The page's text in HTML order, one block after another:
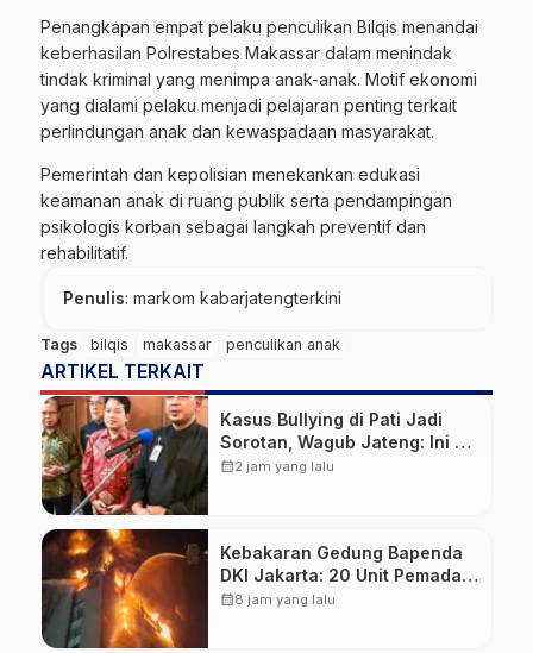
Penangkapan empat pelaku penculikan Bilqis menandai
keberhasilan Polrestabes Makassar dalam menindak
tindak kriminal yang menimpa anak-anak. Motif ekonomi
yang dialami pelaku menjadi pelajaran penting terkait
perlindungan anak dan kewaspadaan masyarakat.
Pemerintah dan kepolisian menekankan edukasi
keamanan anak di ruang publik serta pendampingan
psikologis korban sebagai langkah preventif dan
rehabilitatif.
Penulis: markom kabarjatengterkini
Tags bilqis makassar penculikan anak
ARTIKEL TERKAIT
Kasus Bullying di Pati Jadi
Sorotan, Wagub Jateng: Ini PR
Bersama
calendar_month2 jam yang lalu
Kebakaran Gedung Bapenda
DKI Jakarta: 20 Unit Pemadam
dan 3 Bronto Skylift
calendar_month8 jam yang lalu